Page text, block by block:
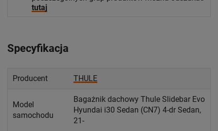
tutaj
Specyfikacja
Producent THULE
Model
samochodu
Bagażnik dachowy Thule Slidebar Evo
Hyundai i30 Sedan (CN7) 4-dr Sedan,
21-